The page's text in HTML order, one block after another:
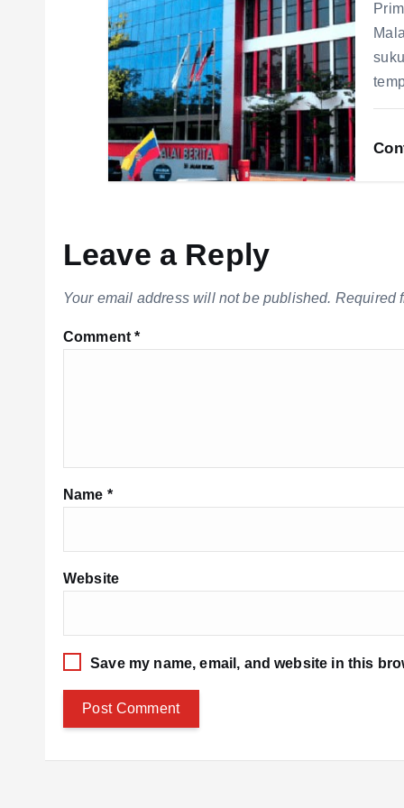
Leave a Reply
Your email address will not be published. Required
Comment*
Name *
Website
Save my name, email, and website in this